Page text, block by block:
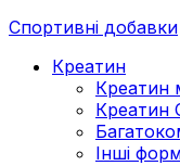
Спортивні добавки
Креатин
Креатин
Креатин
Інші